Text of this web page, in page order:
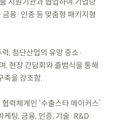
융·인증 등 맞춤형 패키지형
, 첨단산업의 유망 중소·
, 현장 간담회와 출범식을 통해
축을 강조함.
력체계인 ‘수출스타 메이커스’
케팅, 금융, 인증, 기술·R&D